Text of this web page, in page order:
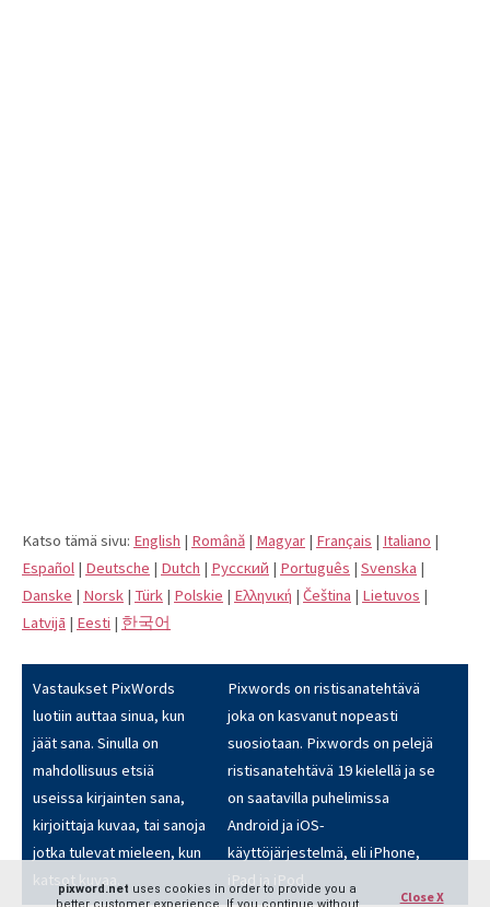
Katso tämä sivu: English | Română | Magyar | Français | Italiano |
Español | Deutsche | Dutch | Pусский | Português | Svenska |
Danske | Norsk | Türk | Polskie | Eλληνική | Čeština | Lietuvos |
Latvijā | Eesti | 한국어
Vastaukset PixWords
luotiin auttaa sinua, kun
jäät sana. Sinulla on
mahdollisuus etsiä
useissa kirjainten sana,
kirjoittaja kuvaa, tai sanoja
jotka tulevat mieleen, kun
katsot kuvaa.
Pixwords on ristisanatehtävä
joka on kasvanut nopeasti
suosiotaan. Pixwords on pelejä
ristisanatehtävä 19 kielellä ja se
on saatavilla puhelimissa
Android ja iOS-
käyttöjärjestelmä, eli iPhone,
iPad ja iPod.
Close X
pixword.net uses cookies in order to provide you a